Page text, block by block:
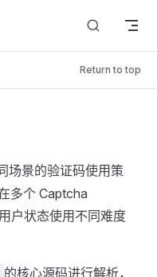
Return to top
场景的验证码使用策
多个 Captcha
户状态使用不同难度
的核心源码进行解析，